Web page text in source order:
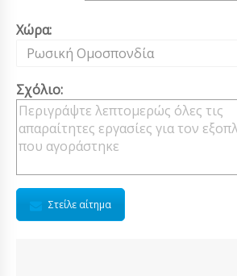
Χώρα:
Ρωσική Ομοσπονδία
Σχόλιο:
Στείλε αίτημα